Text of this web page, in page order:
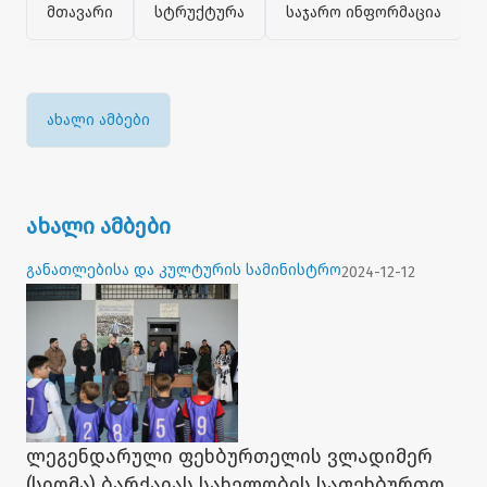
მთავარი სტრუქტურა საჯარო ინფორმაცია
ახალი ამბები
ახალი ამბები
განათლებისა და კულტურის სამინისტრო2024-12-12
ლეგენდარული ფეხბურთელის ვლადიმერ